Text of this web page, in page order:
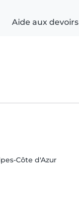
Aide aux devoirs
Côte d'Azur